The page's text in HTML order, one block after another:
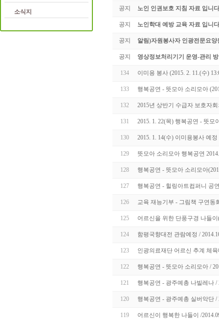
소식지 공지 노인 인권보호 지침 자료 입니
공지 노인학대 예방 교육 자료 입니
공지 알림)자원봉사자 인광전문요
공지 영상정보처리기기 운영-관리
134 이미용 봉사 (2015. 2. 11.(수)
133 행복공연 - 뜻모아 소리모아
132 2015년 상반기 수급자 보호자
131 2015. 1. 22(목) 행복공연 - 뜻모
130 2015. 1. 14(수) 이미용봉사 예정
129 뜻모아 소리모아 행복공연
128 행복공연 - 뜻모아 소리모아
127 행복공연 - 힐링아트컴퍼니 공
126 교육 재능기부 - 그림책 구연동
125 어르신을 위한 단풍구경 나들
124 함평국향대전 관람예정 /
123 인광의료재단 어르신 추계 체
122 행복공연 - 뜻모아 소리모아 /
121 행복공연 - 광주예총 나빌레나
120 행복공연 - 광주예총 실버악단
119 어르신이 행복한 나들이 /